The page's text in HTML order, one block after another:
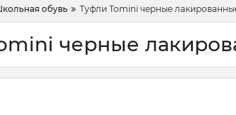
обувь Туфли Tomini черные
черные